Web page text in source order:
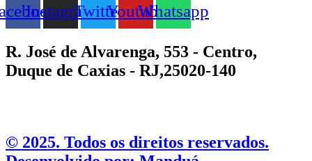
InstagramTwitterYoutubeWhatsapp
R. José de Alvarenga, 553 - Centro,
Duque de Caxias - RJ,25020-140
©️ 2025. Todos os direitos reservados.